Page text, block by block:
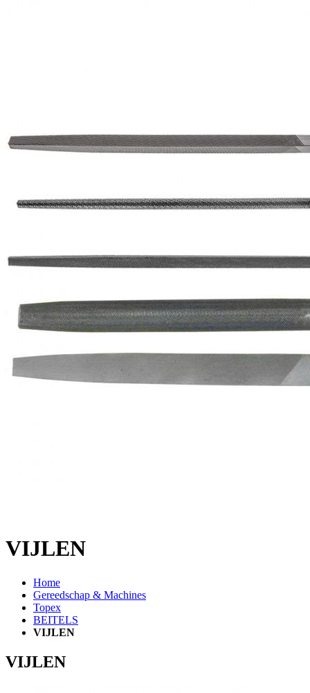
VIJLEN
Home
Gereedschap & Machines
Topex
BEITELS
VIJLEN
VIJLEN